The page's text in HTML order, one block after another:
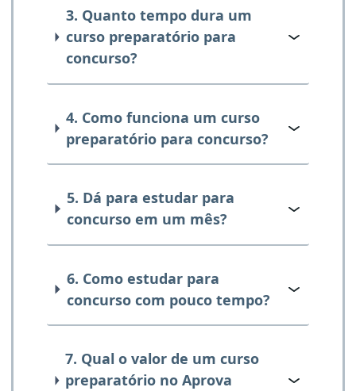
3. Quanto tempo dura um
curso preparatório para
concurso?
4. Como funciona um curso
preparatório para concurso?
5. Dá para estudar para
concurso em um mês?
6. Como estudar para
concurso com pouco tempo?
7. Qual o valor de um curso
preparatório no Aprova